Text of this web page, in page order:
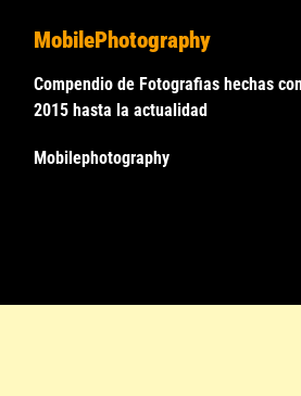
MobilePhotography
Compendio de Fotografias hechas
2015 hasta la actualidad
Mobilephotography